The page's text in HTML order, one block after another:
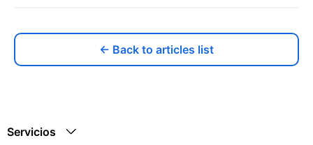
← Back to articles list
Servicios